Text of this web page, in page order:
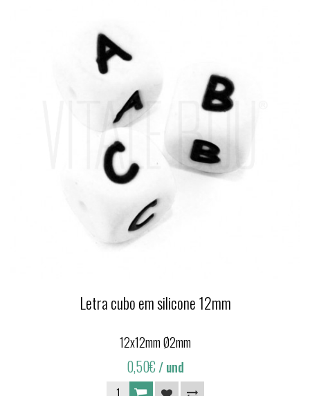
Letra cubo em silicone 12mm
12x12mm Ø2mm
0,50€/ und